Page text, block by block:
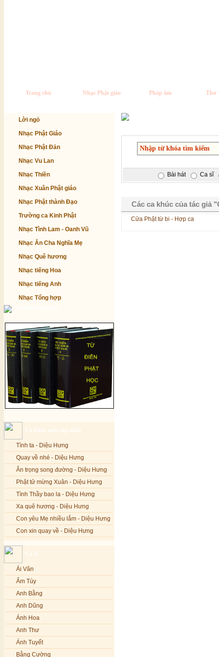
Trang chủ Nhạc Phật giáo Pháp âm Thơ
Lời ngỏ
Nhạc Phật Giáo
Nhạc Phật Đản
Nhạc Vu Lan
Nhạc Thiền
Nhạc Xuân Phật giáo
Nhạc Phật thành Đạo
Trường ca Kinh Phật
Nhạc Tình Lam - Oanh Vũ
Nhạc Ân Cha Nghĩa Mẹ
Nhạc Quê hương
Nhạc tiếng Hoa
Nhạc tiếng Anh
Nhạc Tổng hợp
Ca khúc mới cập nhật
Tình ta - Diệu Hưng
Quay về nhé - Diệu Hưng
Ân trọng song đường - Diệu Hưng
Phật tử mừng Xuân - Diệu Hưng
Tình Thầy bao la - Diệu Hưng
Xa quê hương - Diệu Hưng
Con yêu Mẹ nhiều lắm - Diệu Hưng
Con xin quay về - Diệu Hưng
Nếu xa Phật - Diệu Hưng
Tình Lam - Kim Khánh & Hoàng
Vĩnh
Xin cho con niềm tin - Kim Linh
Quán Âm Mẹ hiền - Kim Linh
Nhạc niệm Nam Mô A Di Đà Phật -
Kim Linh
Mẹ Từ Bi - Kim Linh
12 Lời nguyện của Bồ tát Quán Thế
Âm - Kim Linh
Ca sĩ
Ái Vân
Ẩm Túy
Anh Bằng
Anh Dũng
Ánh Hoa
Anh Thư
Ánh Tuyết
Bằng Cường
Bài hát Ca sĩ
Các ca khúc của tác giả
Cửa Phật từ bi - Hợp ca